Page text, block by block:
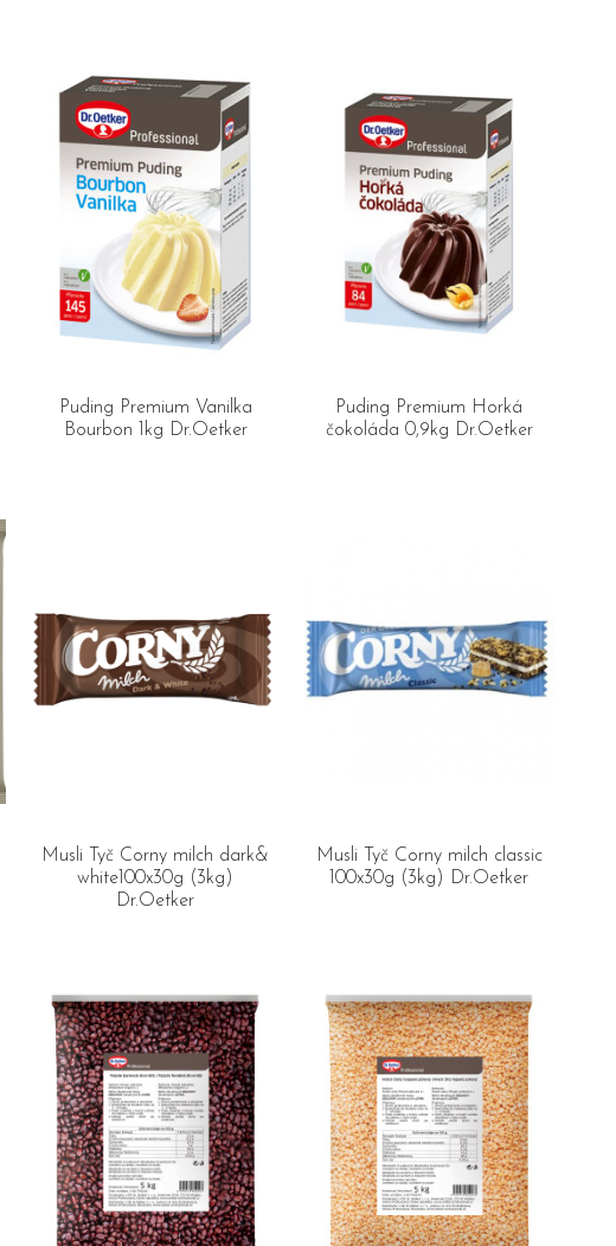
Puding Premium Vanilka
Bourbon 1kg Dr.Oetker
Puding Premium Horká
čokoláda 0,9kg Dr.Oetker
Musli Tyč Corny milch dark&
white100x30g (3kg)
Dr.Oetker
Musli Tyč Corny milch classic
100x30g (3kg) Dr.Oetker